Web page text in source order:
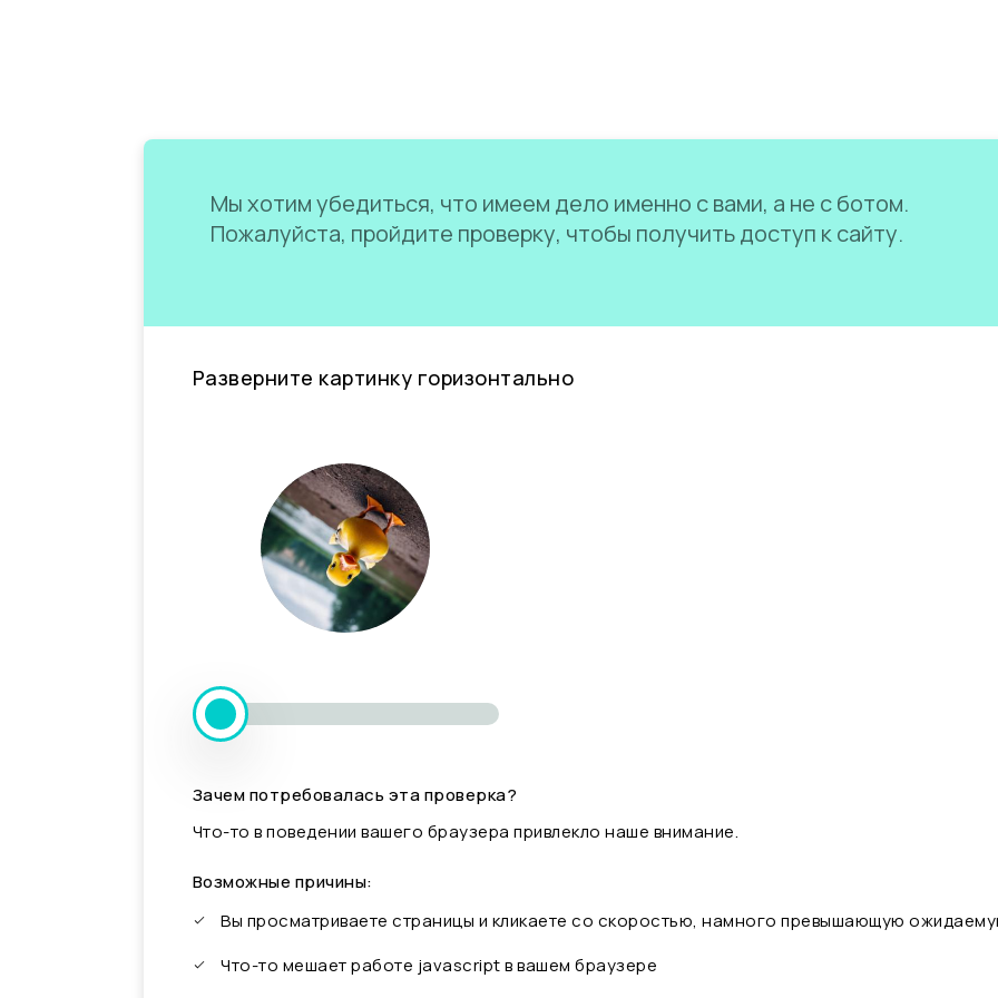
Мы хотим убедиться, что имеем дело именно с вами, а не с ботом.
Пожалуйста, пройдите проверку, чтобы получить доступ к сайту.
Разверните картинку горизонтально
Зачем потребовалась эта проверка?
Что-то в поведении вашего браузера привлекло наше внимание.
Возможные причины:
Вы просматриваете страницы и кликаете со скоростью, намного превышающую
Что-то мешает работе javascript в вашем браузере